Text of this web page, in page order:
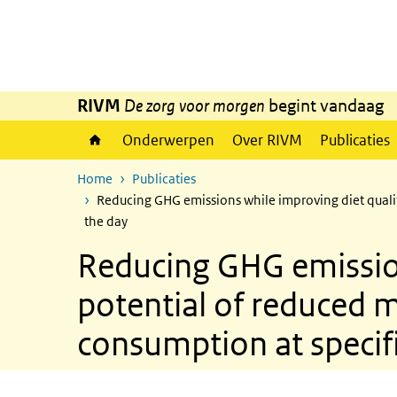
RIVM De zorg voor morgen begint vandaag
Onderwerpen Over RIVM Publicaties
Home
Publicaties
Reducing GHG emissions while improving diet
the day
Reducing GHG
potential of reduced
consumption at